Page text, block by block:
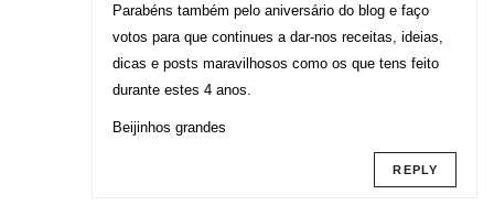
Parabéns também pelo aniversário do blog e faço
votos para que continues a dar-nos receitas, ideias,
dicas e posts maravilhosos como os que tens feito
durante estes 4 anos.
Beijinhos grandes
REPLY